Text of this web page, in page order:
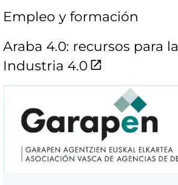
Empleo y formación
Araba 4.0: recursos para la
Industria 4.0